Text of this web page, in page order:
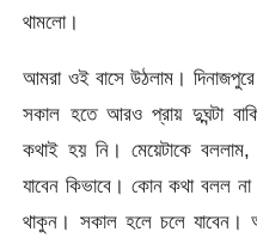
থামলো।
আমরা ওই বাসে উঠলাম।
সকাল হতে আরও প্রায় দুঘন্টা
কথাই হয় নি। মেয়েটাকে
যাবেন কিভাবে। কোন কথা বলল
থাকুন। সকাল হলে চলে